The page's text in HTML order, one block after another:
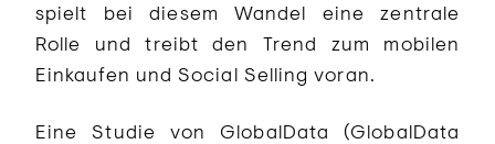
spielt bei diesem Wandel eine zentrale
Rolle und treibt den Trend zum mobilen
Einkaufen und Social Selling voran.
Eine Studie von GlobalData (GlobalData